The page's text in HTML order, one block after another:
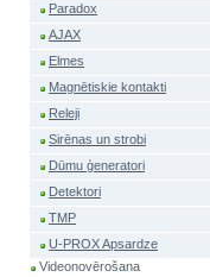
Paradox
AJAX
Elmes
Magnētiskie kontakti
Releji
Sirēnas un strobi
Dūmu ģeneratori
Detektori
TMP
U-PROX Apsardze
Videonovērošana